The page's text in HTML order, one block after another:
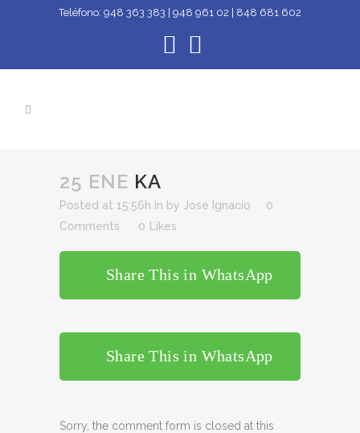
Teléfono: 948 363 383 | 948 961 02 | 848 681 602
25 ENE KA
Posted at 15:56h in by Jose Ignacio
0
Comments
0 Likes
Share This in WhatsApp
Share This in WhatsApp
Sorry, the comment form is closed at this